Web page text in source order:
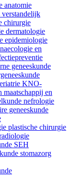
anatomie
verstandelijk
chirurgie
dermatologie
epidemiologie
en
geneeskunde
KNO-
maatschappij en
nefrologie
geneeskunde
plastische chirurgie
SEH
stomazorg